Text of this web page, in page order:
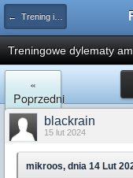
← Trening i zdrowie
Treningowe dylematy
«
Poprzedni
blackrain
15 lut 2024
mikroos, dnia 14 Lut